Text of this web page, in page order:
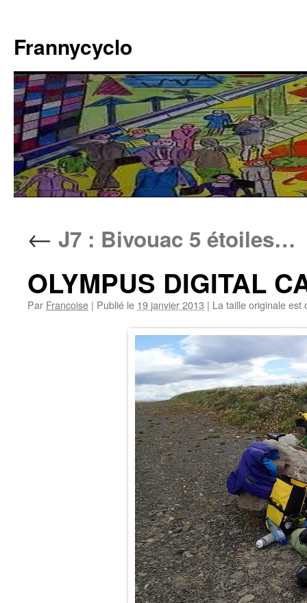
contenu
Frannycyclo
← J7 : Bivouac 5 étoiles…
OLYMPUS DIGITAL
Par Francoise | Publié le 19 janvier 2013 | La taille originale est